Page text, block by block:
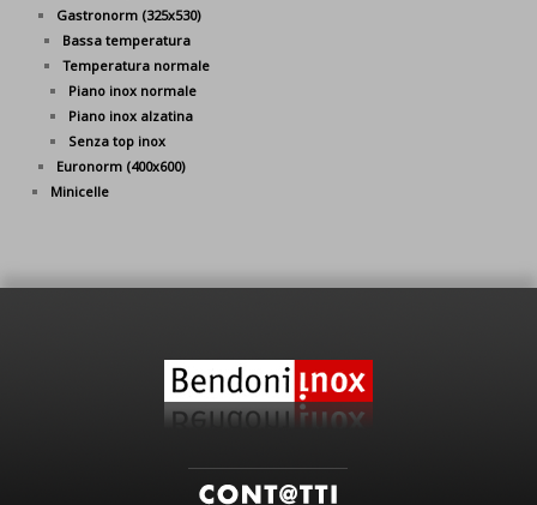
Gastronorm (325x530)
Bassa temperatura
Temperatura normale
Piano inox normale
Piano inox alzatina
Senza top inox
Euronorm (400x600)
Minicelle